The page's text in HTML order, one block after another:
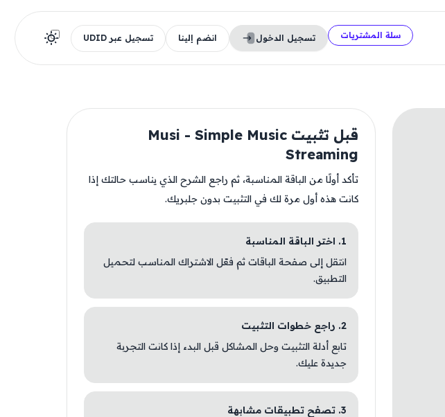
سلة المشتريات تسجيل الدخول انضم إلينا تسجيل عبر UDID
قبل تثبيت Musi - Simple Music
Streaming
تأكد أولًا من الباقة المناسبة، ثم راجع الشرح الذي يناسب حالتك إذا
كانت هذه أول مرة لك في التثبيت بدون جلبريك.
1. اختر الباقة المناسبة
انتقل إلى صفحة الباقات ثم فعّل الاشتراك المناسب لتحميل
التطبيق.
2. راجع خطوات التثبيت
تابع أدلة التثبيت وحل المشاكل قبل البدء إذا كانت التجربة
جديدة عليك.
3. تصفح تطبيقات مشابهة